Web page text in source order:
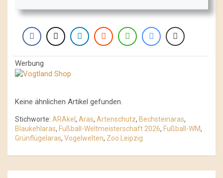
Werbung
Keine ähnlichen Artikel gefunden.
Stichworte: ARAkel , Aras, Artenschutz, Bechsteinaras,
Blaukehlaras, Fußball-Weltmeisterschaft 2026, Fußball-WM,
Grünflügelaras, Vogelwelten, Zoo Leipzig